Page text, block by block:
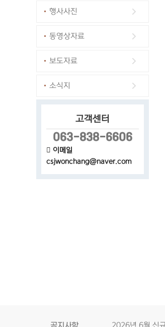
행사사진
동영상자료
보도자료
소식지
고객센터
063-838-6606
이메일
csjwonchang@naver.com
2026년 6월 신